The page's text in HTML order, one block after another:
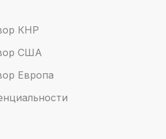
КНР
США
Европа